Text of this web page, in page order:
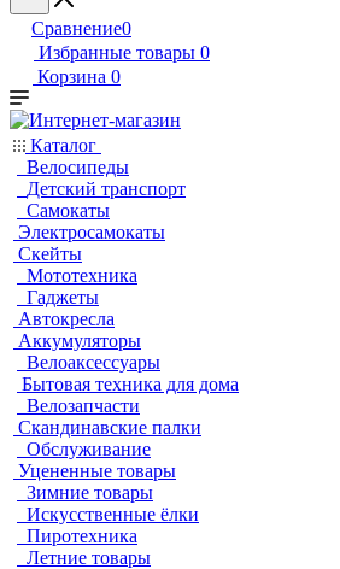
Сравнение0
Избранные товары 0
Корзина 0
Каталог
Велосипеды
Детский транспорт
Самокаты
Электросамокаты
Скейты
Мототехника
Гаджеты
Автокресла
Аккумуляторы
Велоаксессуары
Бытовая техника для дома
Велозапчасти
Скандинавские палки
Обслуживание
Уцененные товары
Зимние товары
Искусственные ёлки
Пиротехника
Летние товары